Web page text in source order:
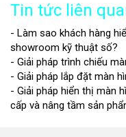
Tin tức liên
- Làm sao khách hàng
showroom kỹ thuật số?
- Giải pháp trình chiếu
- Giải pháp lắp đặt màn
- Giải pháp hiển thị màn
cấp và nâng tầm sản